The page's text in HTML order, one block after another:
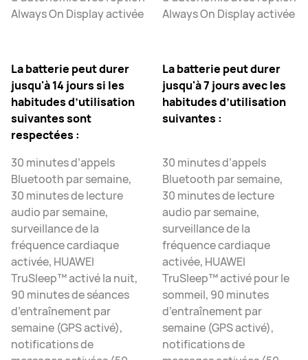
Always On Display activée
La batterie peut durer
jusqu'à 14 jours si les
habitudes d’utilisation
suivantes sont
respectées :
30 minutes d’appels
Bluetooth par semaine,
30 minutes de lecture
audio par semaine,
surveillance de la
fréquence cardiaque
activée, HUAWEI
TruSleep™ activé la nuit,
90 minutes de séances
d’entraînement par
semaine (GPS activé),
notifications de
Always On Display activée
La batterie peut durer
jusqu'à 7 jours avec les
habitudes d’utilisation
suivantes :
30 minutes d’appels
Bluetooth par semaine,
30 minutes de lecture
audio par semaine,
surveillance de la
fréquence cardiaque
activée, HUAWEI
TruSleep™ activé pour le
sommeil, 90 minutes
d’entraînement par
semaine (GPS activé),
notifications de